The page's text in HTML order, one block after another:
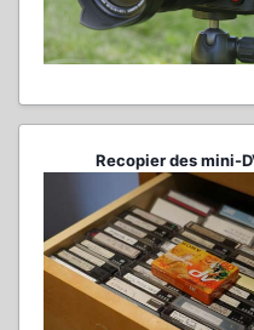
Recopier des mini-